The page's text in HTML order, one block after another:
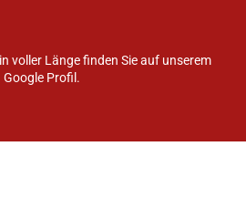
voller Länge finden Sie auf unserem
Google Profil.